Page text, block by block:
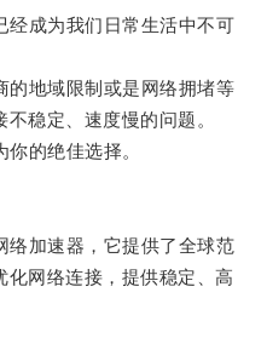
成为我们日常生活中不可
地域限制或是网络拥堵等
稳定、速度慢的问题。
的绝佳选择。
加速器，它提供了全球范
化网络连接，提供稳定、高